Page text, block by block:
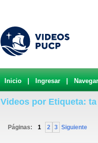
Inicio Ingresar Navegar
Videos por Etiqueta: ta
Páginas: 1 2 3 Siguiente